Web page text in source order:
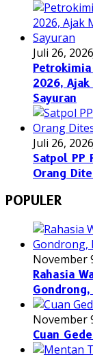
Juli 26, 2026
2026,
Sayuran
Juli 26, 2026
Satpol PP
Orang
POPULER
November
Rahasia
November
Cuan